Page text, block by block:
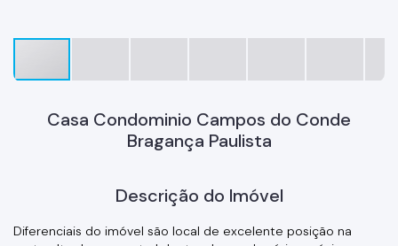
Casa Condominio Campos do Conde
Bragança Paulista
Descrição do Imóvel
Diferenciais do imóvel são local de excelente posição na